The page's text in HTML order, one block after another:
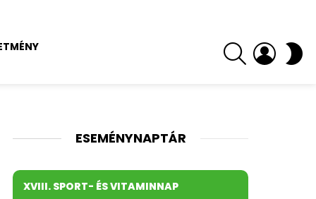
SEARCH LOGIN
ESEMÉNYNAPTÁR
XVIII. SPORT- ÉS VITAMINNAP